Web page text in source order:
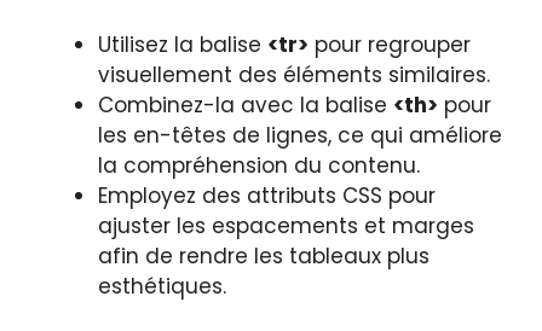
Utilisez la balise <tr> pour regrouper
visuellement des éléments similaires.
Combinez-la avec la balise <th> pour
les en-têtes de lignes, ce qui améliore
la compréhension du contenu.
Employez des attributs CSS pour
ajuster les espacements et marges
afin de rendre les tableaux plus
esthétiques.